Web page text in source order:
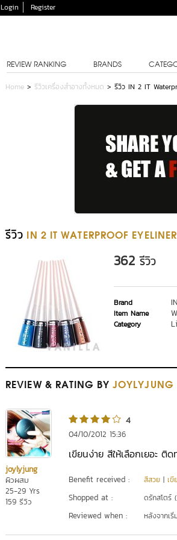
Login Register
REVIEW RANKING BRANDS
Home > รีวิวเครื่องสำอางทั้งหมด > รีวิว IN 2 IT
รีวิว IN 2 IT WATERPROOF EYELINER
362 รีวิว
Brand
Item Name
Category
REVIEW & RATING BY JOYLYJUNG
joylyjung
ผิวผสม
25-29 Yrs
159 รีวิว
4
04/10/2012 15:36
เขียนง่าย สีให้เลือกเยอะ ติ
Benefit received : สีสวย | เขี
Shopped at : ดรักสโตร์
Reviewed when : หลังจากเริ่